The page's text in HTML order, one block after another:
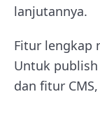
lanjutannya.
Fitur lengkap
Untuk
dan fitur